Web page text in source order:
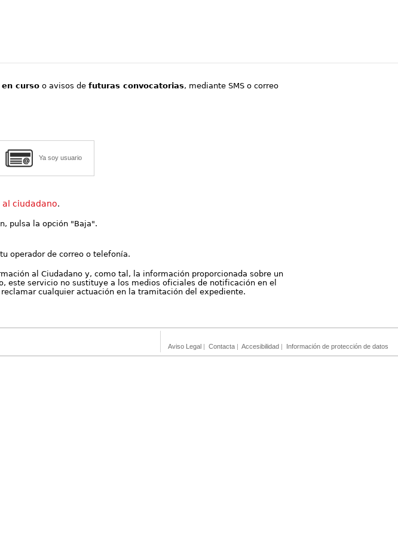
curso o avisos defuturas convocatorias, mediante SMS o correo
Ya soy usuario
ciudadano.
pulsa la opción "Baja".
operador de correo o telefonía.
al Ciudadano y, como tal, la información proporcionada sobre un
este servicio no sustituye a los medios oficiales de notificación en el
cualquier actuación en la tramitación del expediente.
Aviso Legal | Contacta | Accesibilidad | Información de protección de datos